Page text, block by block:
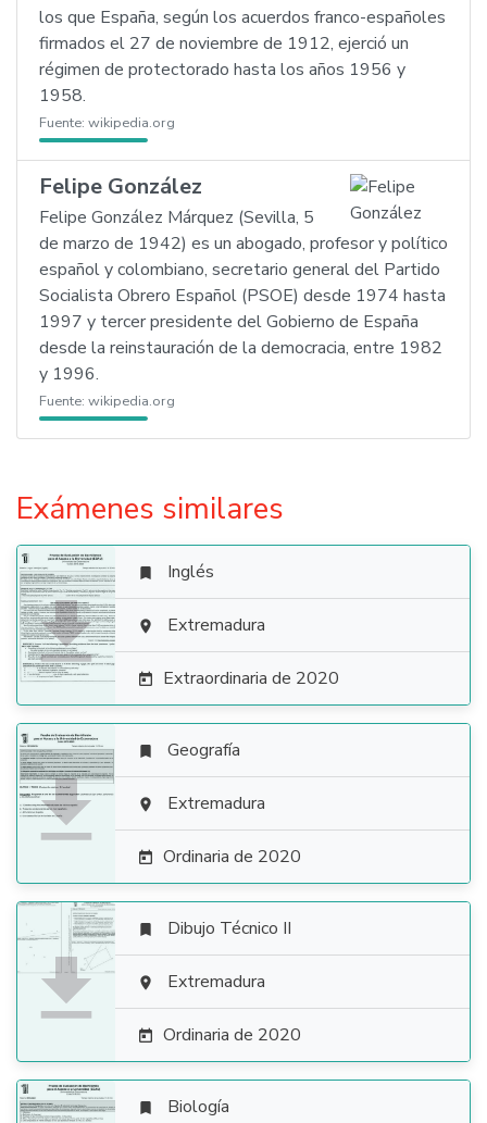
los que España, según los acuerdos franco-españoles
firmados el 27 de noviembre de 1912, ejerció un
régimen de protectorado hasta los años 1956 y
1958.
Fuente: wikipedia.org
Felipe González
Felipe González Márquez (Sevilla, 5
de marzo de 1942) es un abogado, profesor y político
español y colombiano, secretario general del Partido
Socialista Obrero Español (PSOE) desde 1974 hasta
1997 y tercer presidente del Gobierno de España
desde la reinstauración de la democracia, entre 1982
y 1996.
Fuente: wikipedia.org
Exámenes similares

 Inglés
 Extremadura
 Extraordinaria de 2020

 Geografía
 Extremadura
 Ordinaria de 2020

 Dibujo Técnico II
 Extremadura
 Ordinaria de 2020
 Biología